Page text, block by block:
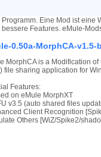
Eine Mod ist
bessere Features. eMule-
0.50a-MorphCA-v1.5-
MorphCA is a Modification
file sharing application for
Features:
on eMule MorphXT
v3.5 (auto shared files
Client Recognition
Others [WiZ/Spike2/